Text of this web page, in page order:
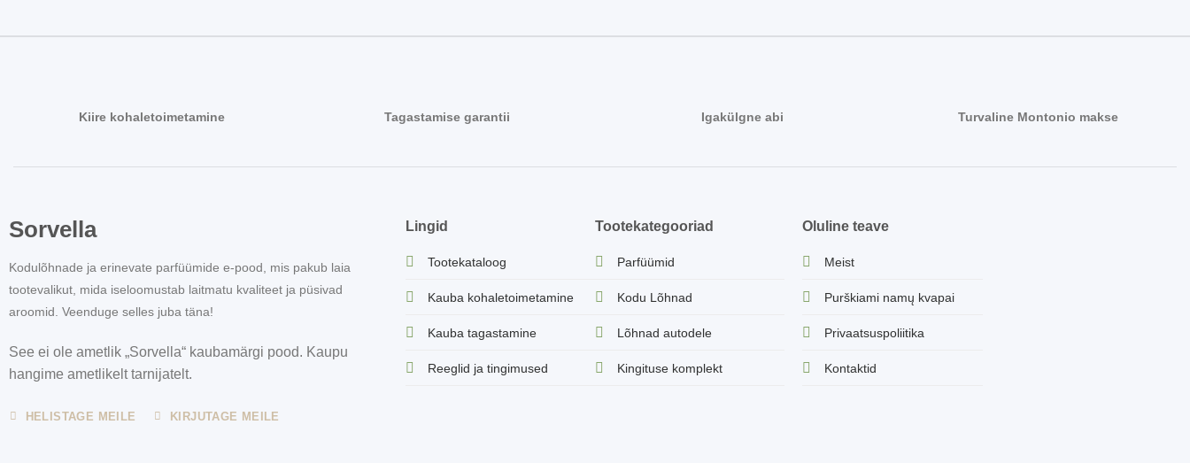
Kiire kohaletoimetamine Tagastamise garantii Igakülgne abi Turvaline Montonio makse
Sorvella
Kodulõhnade ja erinevate parfüümide e-pood, mis pakub laia
tootevalikut, mida iseloomustab laitmatu kvaliteet ja püsivad
aroomid. Veenduge selles juba täna!
See ei ole ametlik „Sorvella“ kaubamärgi pood. Kaupu
hangime ametlikelt tarnijatelt.
HELISTAGE MEILE KIRJUTAGE MEILE
Lingid
Tootekataloog
Kauba kohaletoimetamine
Kauba tagastamine
Reeglid ja tingimused
Tootekategooriad
Parfüümid
Kodu Lõhnad
Lõhnad autodele
Kingituse komplekt
Oluline teave
Meist
Purškiami namų kvapai
Privaatsuspoliitika
Kontaktid